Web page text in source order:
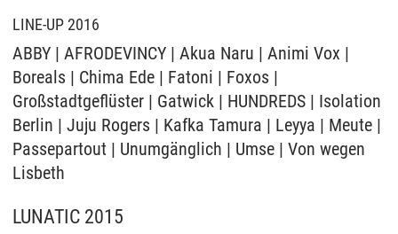
Videos. Bei Klick auf „Immer“ erfolgt die
Weitergabe generell bei Anzeige von Youtube-
Videos auf unserer Seite. Nähere Informationen
hierzu entnehmen Sie bitte unserer
Datenschutzerklärung.
LINE-UP 2016
ABBY | AFRODEVINCY | Akua Naru | Animi Vox |
Boreals | Chima Ede | Fatoni | Foxos |
Großstadtgeflüster | Gatwick | HUNDREDS | Isolation
Berlin | Juju Rogers | Kafka Tamura | Leyya | Meute |
Passepartout | Unumgänglich | Umse | Von wegen
Lisbeth
LUNATIC 2015